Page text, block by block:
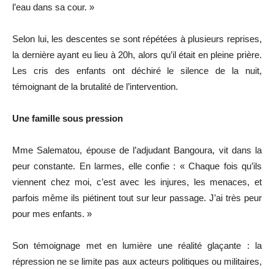
l’eau dans sa cour. »
Selon lui, les descentes se sont répétées à plusieurs reprises,
la dernière ayant eu lieu à 20h, alors qu’il était en pleine prière.
Les cris des enfants ont déchiré le silence de la nuit,
témoignant de la brutalité de l’intervention.
Une famille sous pression
Mme Salematou, épouse de l’adjudant Bangoura, vit dans la
peur constante. En larmes, elle confie : « Chaque fois qu’ils
viennent chez moi, c’est avec les injures, les menaces, et
parfois même ils piétinent tout sur leur passage. J’ai très peur
pour mes enfants. »
Son témoignage met en lumière une réalité glaçante : la
répression ne se limite pas aux acteurs politiques ou militaires,